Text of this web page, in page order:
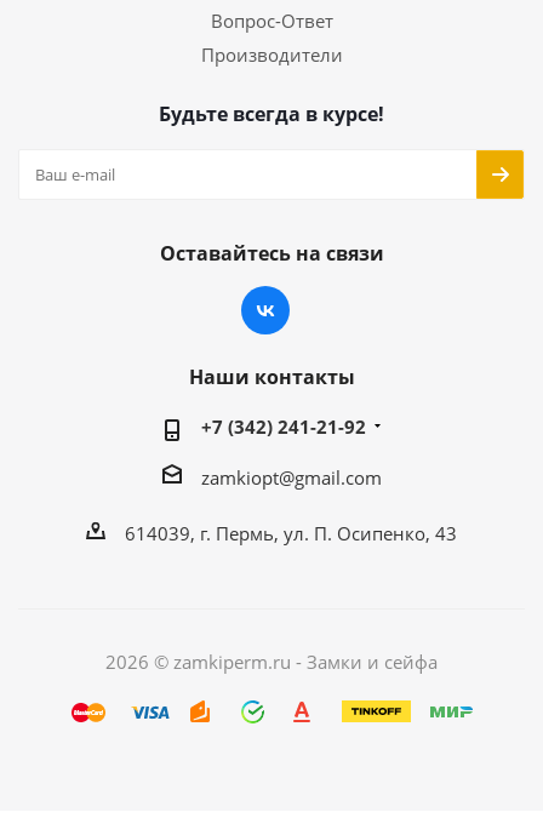
Вопрос-Ответ
Производители
Будьте всегда в курсе!
Оставайтесь на связи
Наши контакты
+7 (342) 241-21-92
zamkiopt@gmail.com
614039, г. Пермь, ул. П. Осипенко, 43
2026 © zamkiperm.ru - Замки и сейфа